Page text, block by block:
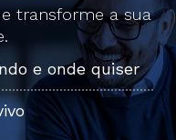
transforme a sua
e onde quiser